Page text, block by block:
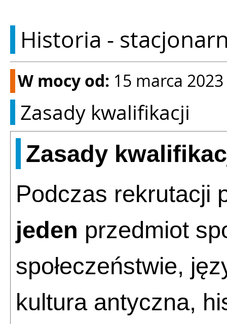
Historia -
W mocy od: 15 marca 2023
Zasady kwalifikacji
Zasady
Podczas rekrutacji
jeden przedmiot
społeczeństwie,
kultura antyczna,